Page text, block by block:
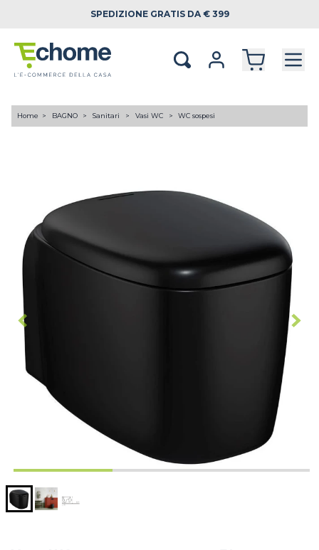
SPEDIZIONE GRATIS DA € 399
Home BAGNO Sanitari Vasi WC WC sospesi